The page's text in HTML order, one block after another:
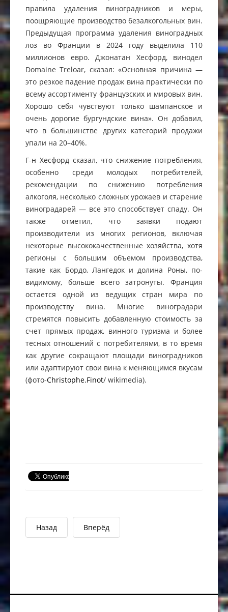
правила удаления виноградников и меры,
поощряющие производство безалкогольных вин.
Предыдущая программа удаления виноградных
лоз во Франции в 2024 году выделила 110
миллионов евро. Джонатан Хесфорд, винодел
Domaine Treloar, сказал: «Основная причина —
это резкое падение продаж вина практически по
всему ассортименту французских и мировых вин.
Хорошо себя чувствуют только шампанское и
очень дорогие бургундские вина». Он добавил,
что в большинстве других категорий продажи
упали на 20–40%.
Г-н Хесфорд сказал, что снижение потребления,
особенно среди молодых потребителей,
рекомендации по снижению потребления
алкоголя, несколько сложных урожаев и старение
виноградарей — все это способствует спаду. Он
также отметил, что заявки подают
производители из многих регионов, включая
некоторые высококачественные хозяйства, хотя
регионы с большим объемом производства,
такие как Бордо, Лангедок и долина Роны, по-
видимому, больше всего затронуты. Франция
остается одной из ведущих стран мира по
производству вина. Многие виноградари
стремятся повысить добавленную стоимость за
счет прямых продаж, винного туризма и более
тесных отношений с потребителями, в то время
как другие сокращают площади виноградников
или адаптируют свои вина к меняющимся вкусам
(фото-Christophe.Finot/ wikimedia).
Назад Вперёд